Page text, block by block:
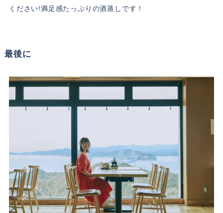
ください!満足感たっぷりの酒蒸しです！
最後に